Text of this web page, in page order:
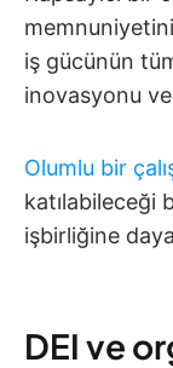
iş gücünün
inovasyonu ve
Olumlu bir
katılabileceği
işbirliğine
DEI ve